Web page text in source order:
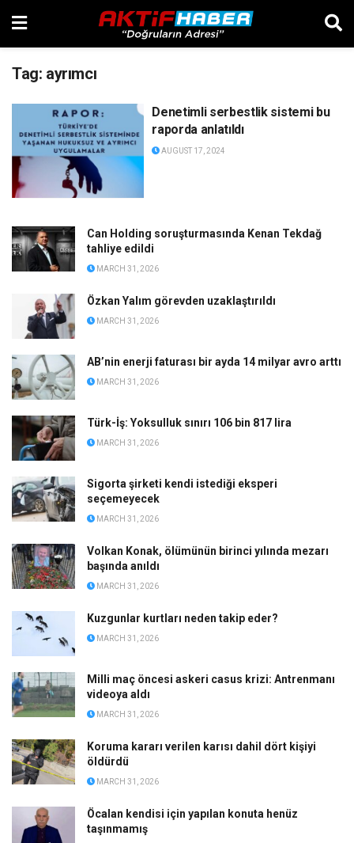
Tag: ayrımcı
Denetimli serbestlik sistemi bu
raporda anlatıldı
AUGUST 17, 2024
Can Holding soruşturmasında Kenan Tekdağ
tahliye edildi
MARCH 31, 2026
Özkan Yalım görevden uzaklaştırıldı
MARCH 31, 2026
AB’nin enerji faturası bir ayda 14 milyar avro arttı
MARCH 31, 2026
Türk-İş: Yoksulluk sınırı 106 bin 817 lira
MARCH 31, 2026
Sigorta şirketi kendi istediği eksperi
seçemeyecek
MARCH 31, 2026
Volkan Konak, ölümünün birinci yılında mezarı
başında anıldı
MARCH 31, 2026
Kuzgunlar kurtları neden takip eder?
MARCH 31, 2026
Milli maç öncesi askeri casus krizi: Antrenmanı
videoya aldı
MARCH 31, 2026
Koruma kararı verilen karısı dahil dört kişiyi
öldürdü
MARCH 31, 2026
Öcalan kendisi için yapılan konuta henüz
taşınmamış